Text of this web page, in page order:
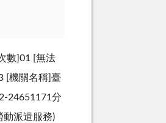
數]01 [無法
[機關名稱]臺
24651171分
動派遣服務)